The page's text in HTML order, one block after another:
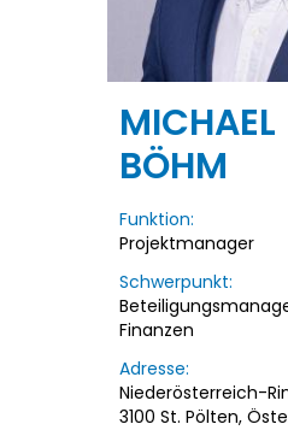
MICHAEL
BÖHM
Funktion:
Projektmanager
Schwerpunkt:
Finanzen
Adresse:
Niederösterreich-
3100 St. Pölten,